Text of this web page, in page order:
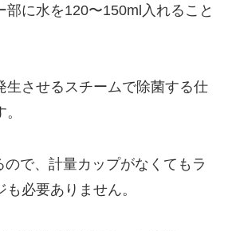
に水を120〜150ml入れること
させるスチームで除菌する仕
で、計量カップがなくてもラ
必要ありません。